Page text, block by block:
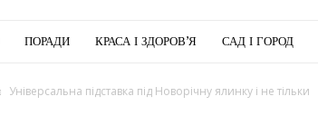
ПОРАДИ КРАСА І ЗДОРОВ’Я САД І ГОРОД
Універсальна підставка під Новорічну ялинку і не тільки